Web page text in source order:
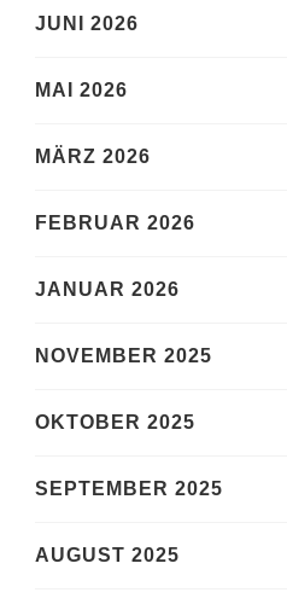
JUNI 2026
MAI 2026
MÄRZ 2026
FEBRUAR 2026
JANUAR 2026
NOVEMBER 2025
OKTOBER 2025
SEPTEMBER 2025
AUGUST 2025